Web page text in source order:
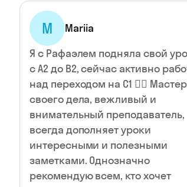
M Mariia
Я с Рафаэлем подняла свой
с А2 до В2, сейчас активно
над переходом на С1 👌🏻 Мастер
своего дела, вежливый и
внимательный преподаватель,
всегда дополняет уроки
интересными и полезными
заметками. Однозначно
рекомендую всем, кто хочет